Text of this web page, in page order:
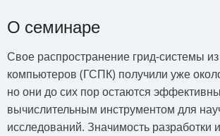
О семинаре
Свое распространение грид-системы
компьютеров (ГСПК) получили уже
но они до сих пор остаются
вычислительным инструментом для
исследований. Значимость разработки и